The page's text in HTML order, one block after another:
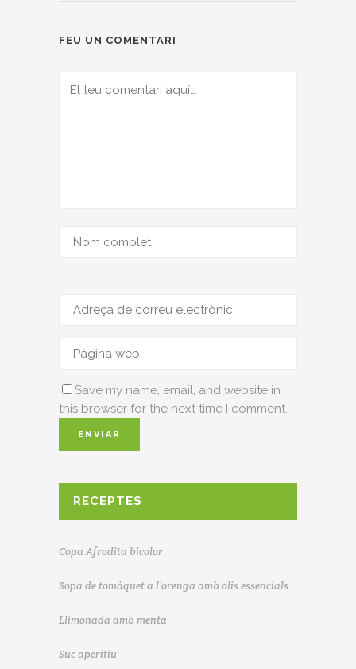
FEU UN COMENTARI
Save my name, email, and website in
this browser for the next time I comment.
RECEPTES
Copa Afrodita bicolor
Sopa de tomàquet a l’orenga amb olis essencials
Llimonada amb menta
Suc aperitiu